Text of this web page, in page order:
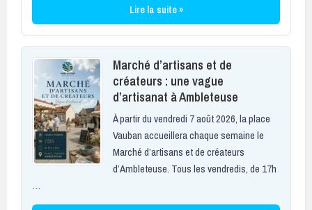
Lire la suite »
Marché d’artisans et de
créateurs : une vague
d’artisanat à Ambleteuse
À partir du vendredi 7 août 2026, la place
Vauban accueillera chaque semaine le
Marché d’artisans et de créateurs
d’Ambleteuse. Tous les vendredis, de 17h
…